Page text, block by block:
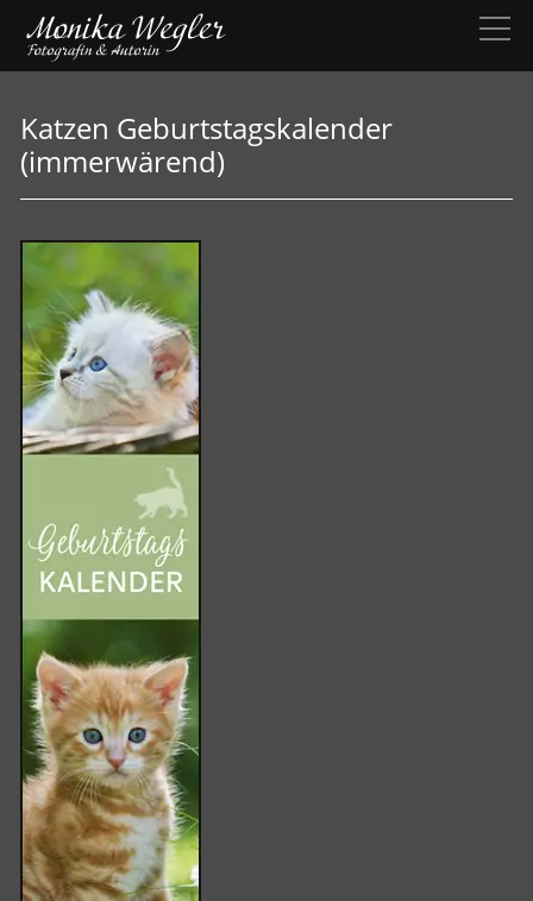
Katzen Geburtstagskalender
(immerwärend)